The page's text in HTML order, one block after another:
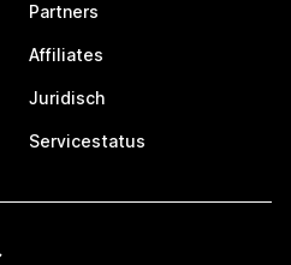
Partners
Affiliates
Juridisch
Servicestatus